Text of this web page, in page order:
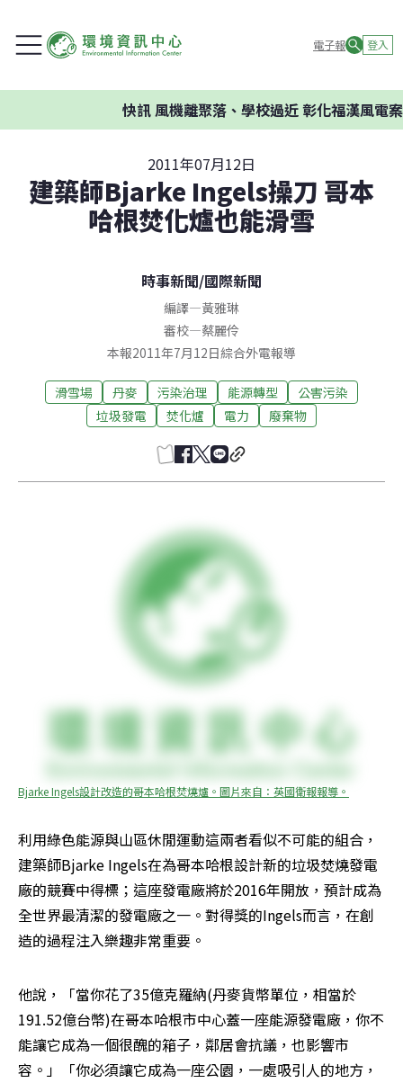
電子報 登入
快訊風機離聚落、學校過近 彰化福漢風電案
2011年07月12日
建築師Bjarke Ingels操刀 哥本
哈根焚化爐也能滑雪
時事新聞/國際新聞
編譯—黃雅琳
審校—蔡麗伶
本報2011年7月12日綜合外電報導
滑雪場 丹麥 污染治理 能源轉型
公害污染
垃圾發電
焚化爐 電力 廢棄物
Bjarke Ingels設計改造的哥本哈根焚燒爐。圖片來自：英國衛報報導。
利用綠色能源與山區休閒運動這兩者看似不可能的組合，
建築師Bjarke Ingels在為哥本哈根設計新的垃圾焚燒發電
廠的競賽中得標；這座發電廠將於2016年開放，預計成為
全世界最清潔的發電廠之一。對得獎的Ingels而言，在創
造的過程注入樂趣非常重要。
他說，「當你花了35億克羅納(丹麥貨幣單位，相當於
191.52億台幣)在哥本哈根市中心蓋一座能源發電廠，你不
能讓它成為一個很醜的箱子，鄰居會抗議，也影響市
容。」「你必須讓它成為一座公園，一處吸引人的地方，